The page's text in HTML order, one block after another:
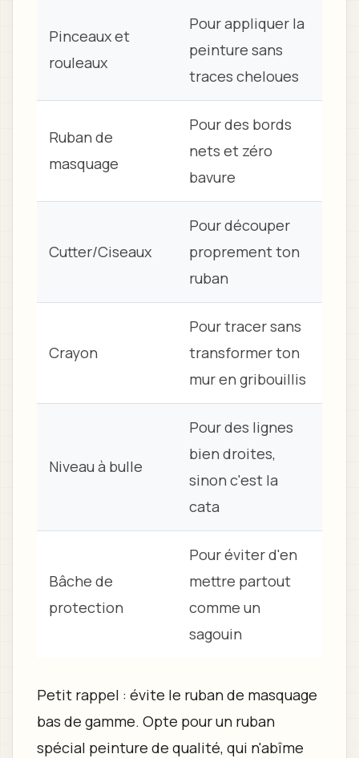
Pinceaux et
rouleaux
Pour appliquer la
peinture sans
traces cheloues
Ruban de
masquage
Pour des bords
nets et zéro
bavure
Cutter/Ciseaux
Pour découper
proprement ton
ruban
Crayon
Pour tracer sans
transformer ton
mur en gribouillis
Niveau à bulle
Pour des lignes
bien droites,
sinon c'est la
cata
Bâche de
protection
Pour éviter d'en
mettre partout
comme un
sagouin
Petit rappel : évite le ruban de masquage
bas de gamme. Opte pour un ruban
spécial peinture de qualité, qui n'abîme